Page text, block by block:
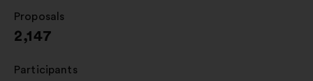
Proposals
:
2,147
Participants
: